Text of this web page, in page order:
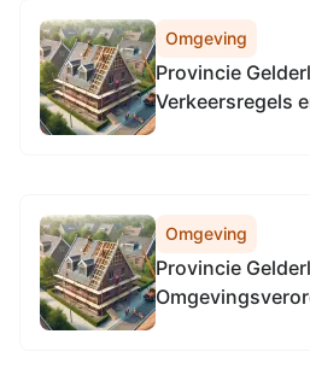
Omgeving
Provincie
Verkeersregels
Omgeving
Provincie